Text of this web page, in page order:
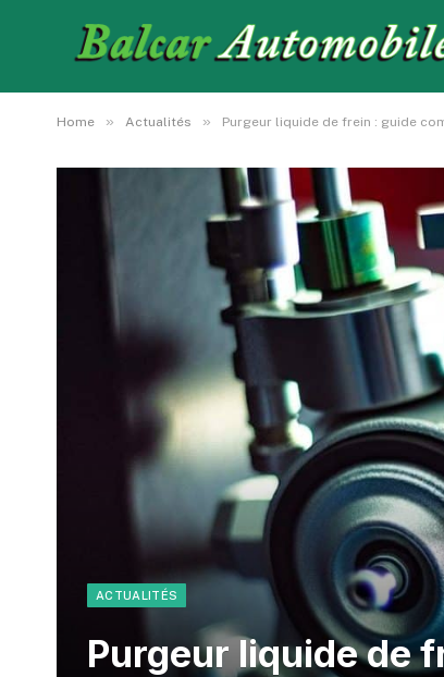
Home » Actualités » Purgeur liquide de frein : guide
ACTUALITÉS
Purgeur liquide de